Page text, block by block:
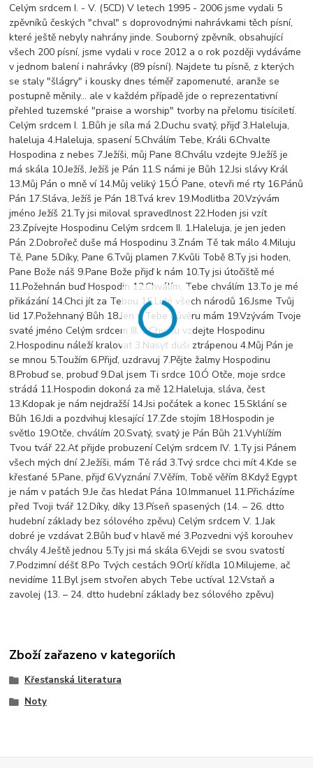
Celým srdcem I. - V. (5CD) V letech 1995 - 2006 jsme vydali 5
zpěvníků českých "chval" s doprovodnými nahrávkami těch písní,
které ještě nebyly nahrány jinde. Souborný zpěvník, obsahující
všech 200 písní, jsme vydali v roce 2012 a o rok později vydáváme
v jednom balení i nahrávky (89 písní). Najdete tu písně, z kterých
se staly "šlágry" i kousky dnes téměř zapomenuté, aranže se
postupně měnily... ale v každém případě jde o reprezentativní
přehled tuzemské "praise a worship" tvorby na přelomu tisíciletí.
Celým srdcem I. 1.Bůh je síla má 2.Duchu svatý, přijď 3.Haleluja,
haleluja 4.Haleluja, spasení 5.Chválím Tebe, Králi 6.Chvalte
Hospodina z nebes 7.Ježíši, můj Pane 8.Chválu vzdejte 9.Ježíš je
má skála 10.Ježíš, Ježíš je Pán 11.S námi je Bůh 12.Jsi slávy Král
13.Můj Pán o mně ví 14.Můj veliký 15.Ó Pane, otevři mé rty 16.Pánů
Pán 17.Sláva, Ježíš je Pán 18.Tvá krev 19.Modlitba 20.Vzývám
jméno Ježíš 21.Ty jsi miloval spravedlnost 22.Hoden jsi vzít
23.Zpívejte Hospodinu Celým srdcem II. 1.Haleluja, je jen jeden
Pán 2.Dobrořeč duše má Hospodinu 3.Znám Tě tak málo 4.Miluju
Tě, Pane 5.Díky, Pane 6.Tvůj plamen 7.Kvůli Tobě 8.Ty jsi hoden,
Pane Bože náš 9.Pane Bože přijď k nám 10.Ty jsi útočiště mé
11.Požehnán buď Hospodin 12.Chválím, Tebe chválím 13.To je mé
přikázání 14.Chci jít za Tebou 15.Lidé všech národů 16.Jsme Tvůj
lid 17.Požehnaný Bůh 18.Jen v Tebe důvěru mám 19.Vzývám Tvoje
svaté jméno Celým srdcem III. 1.Chválu vzdejte Hospodinu
2.Hospodinu náleží kralovat 3.Nasyť duši ztrápenou 4.Můj Pán je
se mnou 5.Toužím 6.Přijď, uzdravuj 7.Pějte žalmy Hospodinu
8.Probuď se, probuď 9.Dal jsem Ti srdce 10.Ó Otče, moje srdce
strádá 11.Hospodin dokoná za mě 12.Haleluja, sláva, čest
13.Kdopak je nám nejdražší 14.Jsi počátek a konec 15.Sklání se
Bůh 16.Jdi a pozdvihuj klesající 17.Zde stojím 18.Hospodin je
světlo 19.Otče, chválím 20.Svatý, svatý je Pán Bůh 21.Vyhlížím
Tvou tvář 22.Ať přijde probuzení Celým srdcem IV. 1.Ty jsi Pánem
všech mých dní 2.Ježíši, mám Tě rád 3.Tvý srdce chci mít 4.Kde se
křesťané 5.Pane, přijď 6.Vyznání 7.Věřím, Tobě věřím 8.Když Egypt
je nám v patách 9.Je čas hledat Pána 10.Immanuel 11.Přicházíme
před Tvoji tvář 12.Díky, díky 13.Píseň spasených (14. – 26. dtto
hudební základy bez sólového zpěvu) Celým srdcem V. 1.Jak
dobré je vzdávat 2.Bůh buď v hlavě mé 3.Pozvedni výš korouhev
chvály 4.Ještě jednou 5.Ty jsi má skála 6.Vejdi se svou svatostí
7.Podzimní déšť 8.Po Tvých cestách 9.Orlí křídla 10.Milujeme, ač
nevidíme 11.Byl jsem stvořen abych Tebe uctíval 12.Vstaň a
zavolej (13. – 24. dtto hudební základy bez sólového zpěvu)
Zboží zařazeno v kategoriích
Křesťanská literatura
Noty